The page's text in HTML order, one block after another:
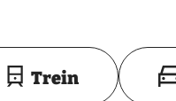
Trein